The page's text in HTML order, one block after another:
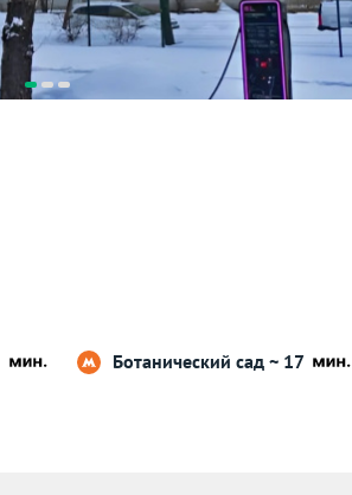
Ботанический сад ~ 17